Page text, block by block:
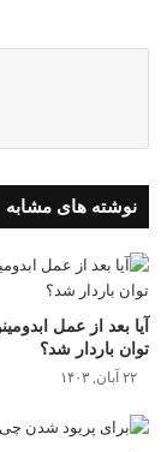
نوشته های مشابه
آیا بعد از عمل
توان باردار شد؟
۲۲ آبان, ۱۴۰۳